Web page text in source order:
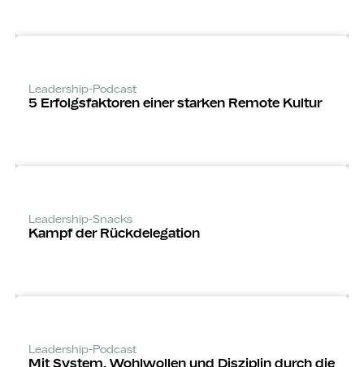
Leadership-Podcast
5 Erfolgsfaktoren einer starken Remote Kultur
Leadership-Snacks
Kampf der Rückdelegation
Leadership-Podcast
Mit System, Wohlwollen und Disziplin durch die